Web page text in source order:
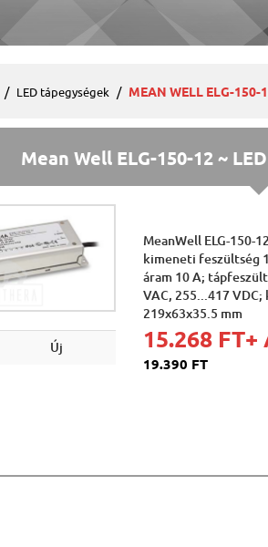
LED tápegységek MEAN WELL ELG-150-
Mean Well ELG-150-12 ~
Új
MeanWell ELG-150-
kimeneti feszültség
áram 10 A;
VAC, 255...417
219x63x35.5 mm
15.268 FT+
19.390 FT